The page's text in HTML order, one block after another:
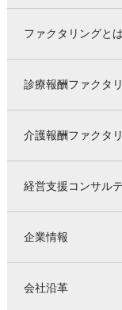
ファクタリングと
診療報酬ファクタ
介護報酬ファクタ
経営支援コンサル
企業情報
会社沿革